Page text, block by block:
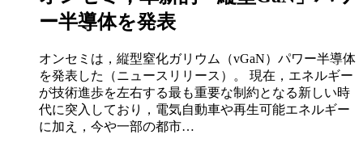
ー半導体を発表
オンセミは，縦型窒化ガリウム（vGaN）パワー半導体
を発表した（ニュースリリース）。 現在，エネルギー
が技術進歩を左右する最も重要な制約となる新しい時
代に突入しており，電気自動車や再生可能エネルギー
に加え，今や一部の都市…